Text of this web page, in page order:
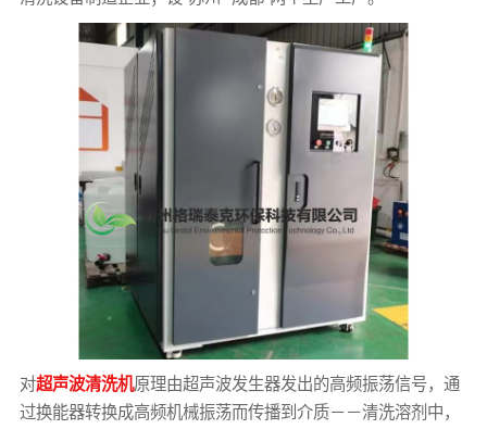
对超声波清洗机原理由超声波发生器发出的高频振荡信号，通
过换能器转换成高频机械振荡而传播到介质－－清洗溶剂中，